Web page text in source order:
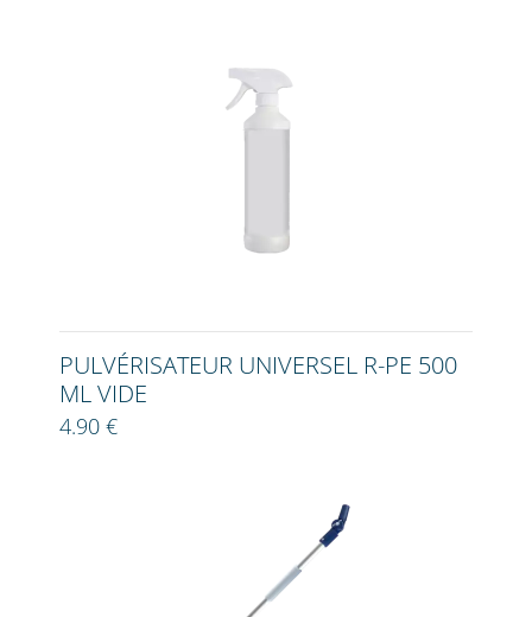
PULVÉRISATEUR UNIVERSEL R-PE 500
ML VIDE
4.90 €